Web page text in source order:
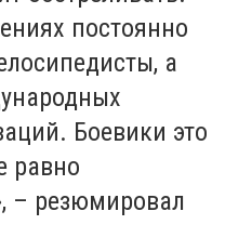
постоянно
а
Боевики это
равно
– резюмировал